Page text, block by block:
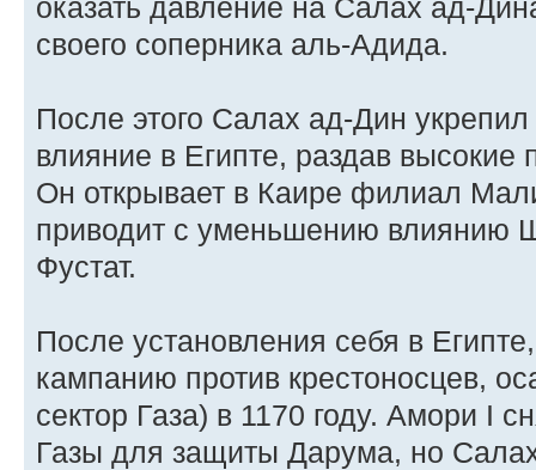
оказать давление на Салах ад-
своего соперника аль-Адида.
После этого Салах ад-Дин
влияние в Египте, раздав
Он открывает в Каире филиал
приводит с уменьшению влиянию
Фустат.
После установления себя в
кампанию против крестоносцев,
сектор Газа) в 1170 году. Амори I
Газы для защиты Дарума, но